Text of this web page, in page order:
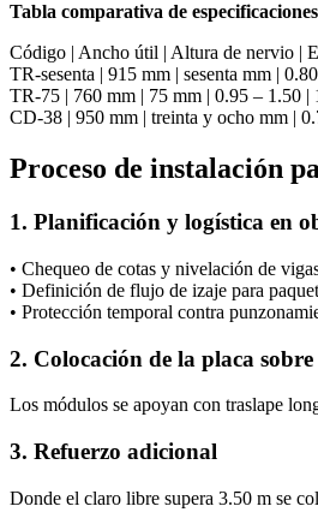
Tabla comparativa de
Código | Ancho útil | Altura de nervio |
TR-sesenta | 915 mm | sesenta mm |
TR-75 | 760 mm | 75 mm | 0.95 – 1.50 |
CD-38 | 950 mm | treinta y ocho mm |
Proceso de instalación
1. Planificación y logística en
• Chequeo de cotas y nivelación de
• Definición de flujo de izaje para
• Protección temporal contra
2. Colocación de la placa
Los módulos se apoyan con traslape
3. Refuerzo adicional
Donde el claro libre supera 3.50 m se